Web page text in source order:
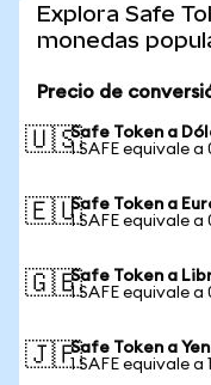
Explora Safe
monedas
Precio de
🇺🇸Safe Token a
1 SAFE equivale
🇪🇺Safe Token a
1 SAFE equivale
🇬🇧Safe Token a
1 SAFE equivale
🇯🇵Safe Token a
1 SAFE equivale a